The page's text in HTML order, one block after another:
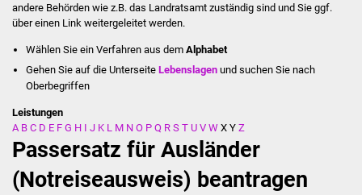
Jugendbeirat
Summerrockfestival
Stadtverwaltung
Ansprechpartner
andere Behörden wie z.B. das Landratsamt zuständig sind und Sie ggf.
über einen Link weitergeleitet werden.
Wählen Sie ein Verfahren aus dem Alphabet
Gehen Sie auf die UnterseiteLebenslagen und suchen Sie nach
Oberbegriffen
Leistungen
A B C D E F G H I J K L M N O P Q R S T U V W X Y Z
Passersatz für Ausländer
(Notreiseausweis) beantragen